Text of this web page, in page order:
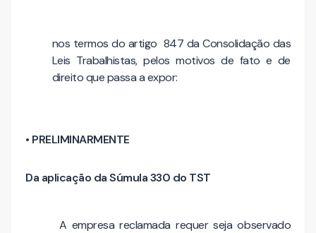
nos termos do artigo 847 da Consolidação das
Leis Trabalhistas, pelos motivos de fato e de
direito que passa a expor:
• PRELIMINARMENTE
Da aplicação da Súmula 330 do TST
A empresa reclamada requer seja observado